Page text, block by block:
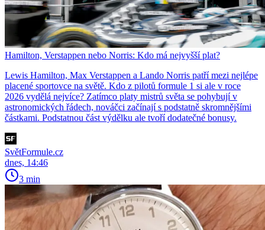
Hamilton, Verstappen nebo Norris: Kdo má nejvyšší plat?
Lewis Hamilton, Max Verstappen a Lando Norris patří mezi nejlépe
placené sportovce na světě. Kdo z pilotů formule 1 si ale v roce
2026 vydělá nejvíce? Zatímco platy mistrů světa se pohybují v
astronomických řádech, nováčci začínají s podstatně skromnějšími
částkami. Podstatnou část výdělku ale tvoří dodatečné bonusy.
SvětFormule.cz
dnes, 14:46
3 min